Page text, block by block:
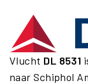
Vlucht DL 8531
naar Schiphol